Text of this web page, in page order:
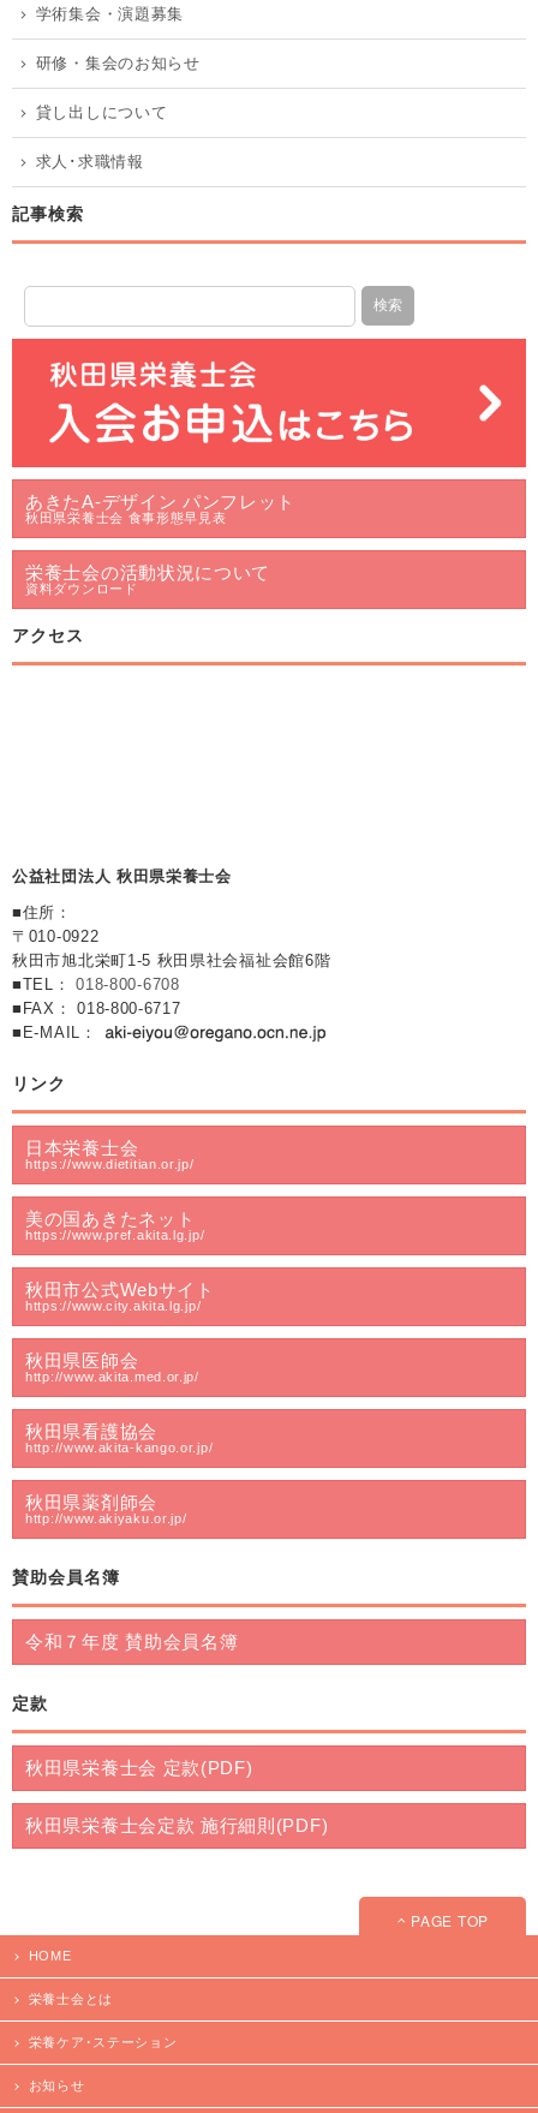
学術集会・演題募集
研修・集会のお知らせ
貸し出しについて
求人･求職情報
記事検索
あきたA-デザイン パンフレット
秋田県栄養士会 食事形態早見表
栄養士会の活動状況について
資料ダウンロード
アクセス
公益社団法人 秋田県栄養士会
■住所：
〒010-0922
秋田市旭北栄町1-5 秋田県社会福祉会館6階
■TEL：018-800-6708
■FAX： 018-800-6717
■E-MAIL：
リンク
日本栄養士会
https://www.dietitian.or.jp/
美の国あきたネット
https://www.pref.akita.lg.jp/
秋田市公式Webサイト
https://www.city.akita.lg.jp/
秋田県医師会
http://www.akita.med.or.jp/
秋田県看護協会
http://www.akita-kango.or.jp/
秋田県薬剤師会
http://www.akiyaku.or.jp/
賛助会員名簿
令和７年度 賛助会員名簿
定款
秋田県栄養士会 定款(PDF)
秋田県栄養士会定款 施行細則(PDF)
PAGE TOP
HOME
栄養士会とは
栄養ケア･ステーション
お知らせ